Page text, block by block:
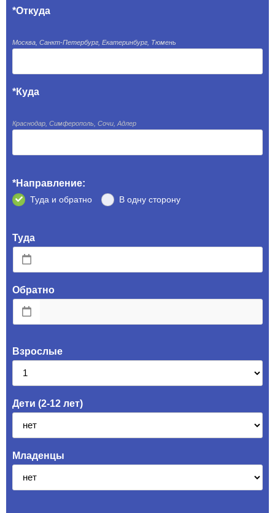
*Откуда
Москва, Санкт-Петербург, Екатеринбург, Тюмень
*Куда
Краснодар, Симферополь, Сочи, Адлер
*Направление:
Туда и обратно В одну сторону
Туда
Обратно
Взрослые
Дети (2-12 лет)
Младенцы